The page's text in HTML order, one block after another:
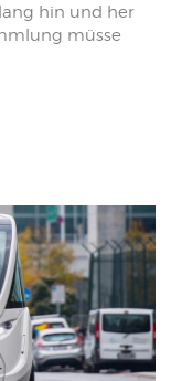
hin und her
müsse